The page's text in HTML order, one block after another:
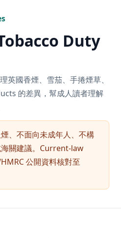
Duty
英國香煙、雪茄、手捲煙草、
的差異，幫成人讀者理解
、不面向未成年人、不構
關建議。Current-law
公開資料核對至